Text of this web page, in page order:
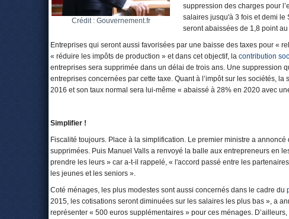
Crédit : Gouvernement.fr
suppression des charges pour
salaires jusqu'à 3 fois et demi le
seront abaissées de 1,8 point
Entreprises qui seront aussi favorisées par une baisse des taxes pour «
« réduire les impôts de production » et dans cet objectif, la contribution
entreprises sera supprimée dans un délai de trois ans. Une suppression
entreprises concernées par cette taxe. Quant à l’impôt sur les sociétés,
2016 et son taux normal sera lui-même « abaissé à 28% en 2020 avec
Simplifier !
Fiscalité toujours. Place à la simplification. Le premier ministre a
supprimées. Puis Manuel Valls a renvoyé la balle aux entrepreneurs en
prendre les leurs » car a-t-il rappelé, « l'accord passé entre les
les jeunes et les seniors ».
Coté ménages, les plus modestes sont aussi concernés dans le cadre du
2015, les cotisations seront diminuées sur les salaires les plus bas », a
représenter « 500 euros supplémentaires » pour ces ménages.